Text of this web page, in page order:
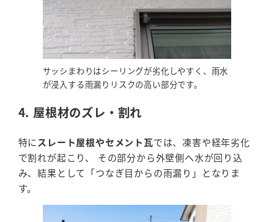
サッシまわりはシーリングが劣化しやすく、雨水
が浸入する雨漏りリスクの高い部分です。
4. 屋根材のズレ・割れ
特にスレート屋根やセメント瓦では、凍害や経年劣化
で割れが起こり、 その部分から外壁側へ水が回り込
み、結果として「つなぎ目からの雨漏り」となりま
す。